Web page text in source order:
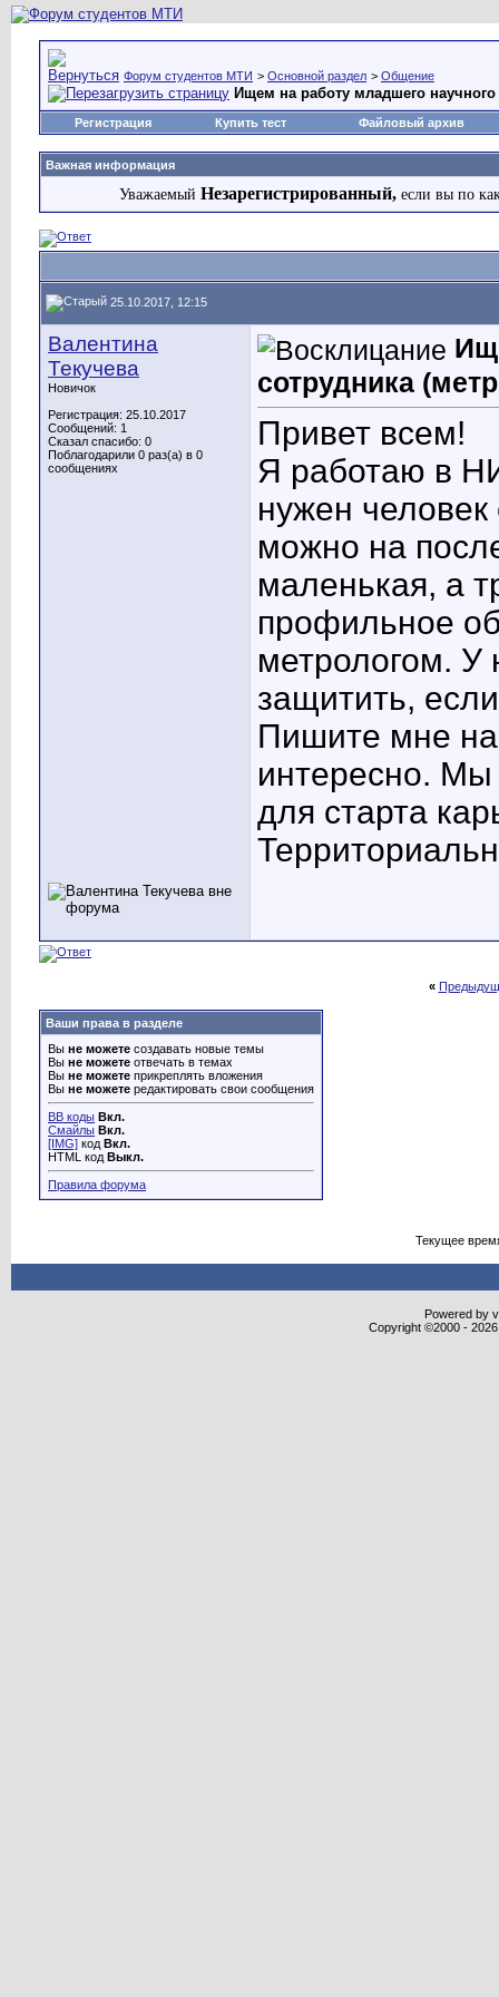
Форум студентов МТИ > Основной раздел > Общение
Ищем на работу младшего научного
Регистрация Купить тест Файловый архив
Важная информация
Уважаемый Незарегистрированный, если вы по
25.10.2017, 12:15
Валентина
Текучева
Новичок
Регистрация: 25.10.2017
Сообщений: 1
Сказал спасибо: 0
Поблагодарили 0 раз(а) в 0
сообщениях
сотрудника
Привет всем!
Я работаю в
нужен
можно на
маленькая, а
профильное
метрологом. У
защитить,
Пишите мне
интересно. Мы
для старта
«
Ваши права в разделе
Вы не можете создавать новые темы
Вы не можете отвечать в темах
Вы не можете прикреплять вложения
Вы не можете редактировать свои сообщения
BB коды Вкл.
Смайлы Вкл.
[IMG] код Вкл.
HTML код Выкл.
Правила форума
Текущее
Powered by
Copyright ©2000 -